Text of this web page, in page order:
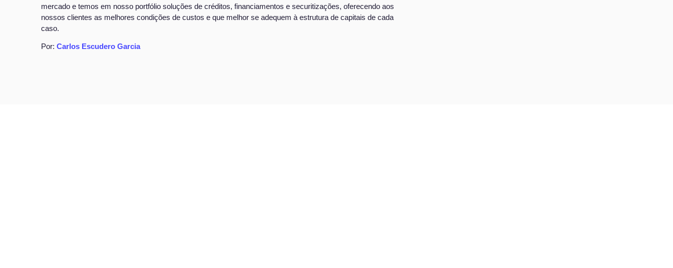
mercado e temos em nosso portfólio soluções de créditos, financiamentos e securitizações, oferecendo aos
nossos clientes as melhores condições de custos e que melhor se adequem à estrutura de capitais de cada
caso.
Por: Carlos Escudero Garcia